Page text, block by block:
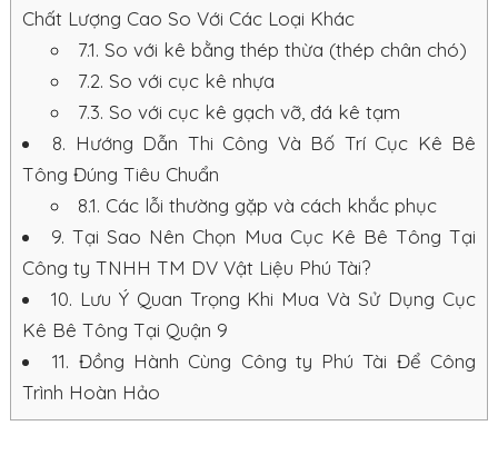
Chất Lượng Cao So Với Các Loại Khác
7.1. So với kê bằng thép thừa (thép chân chó)
7.2. So với cục kê nhựa
7.3. So với cục kê gạch vỡ, đá kê tạm
8. Hướng Dẫn Thi Công Và Bố Trí Cục Kê Bê
Tông Đúng Tiêu Chuẩn
8.1. Các lỗi thường gặp và cách khắc phục
9. Tại Sao Nên Chọn Mua Cục Kê Bê Tông Tại
Công ty TNHH TM DV Vật Liệu Phú Tài?
10. Lưu Ý Quan Trọng Khi Mua Và Sử Dụng Cục
Kê Bê Tông Tại Quận 9
11. Đồng Hành Cùng Công ty Phú Tài Để Công
Trình Hoàn Hảo